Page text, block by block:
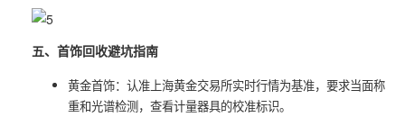
五、首饰回收避坑指南
黄金首饰：认准上海黄金交易所实时行情为基准，要求当面称
重和光谱检测，查看计量器具的校准标识。